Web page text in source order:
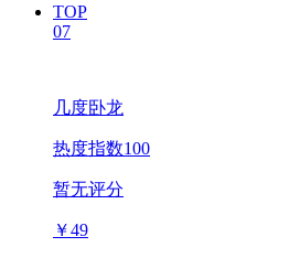
TOP
07
几度卧龙
热度指数100
暂无评分
￥49